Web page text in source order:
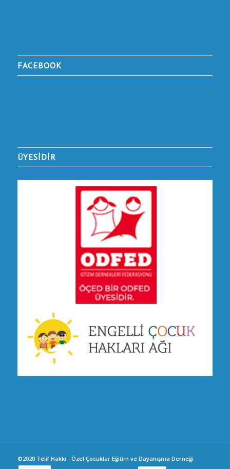
FACEBOOK
ÜYESİDİR
©2020 Telif Hakkı - Özel Çocuklar Eğitim ve Dayanışma Derneği